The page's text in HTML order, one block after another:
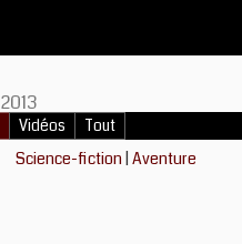
2013
Vidéos Tout
Science-fiction |Aventure